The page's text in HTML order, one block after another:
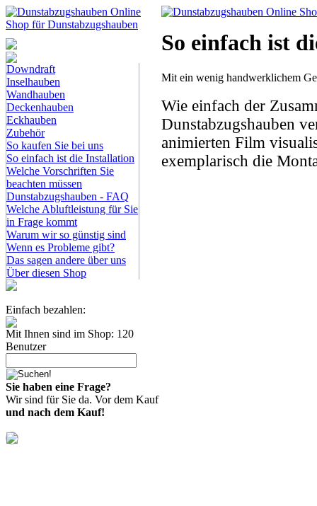
Downdraft
Inselhauben
Wandhauben
Deckenhauben
Eckhauben
Zubehör
So kaufen Sie bei uns
So einfach ist die Installation
Welche Vorschriften Sie
beachten müssen
Dunstabzugshauben - FAQ
Welche Abluftleistung für Sie
in Frage kommt
Warum wir so günstig sind
Wenn es Probleme gibt?
Das sagen andere über uns
Über diesen Shop
Einfach bezahlen:
Mit Ihnen sind im Shop: 120
Benutzer
Sie haben eine Frage?
Wir sind für Sie da. Vor dem Kauf
und nach dem Kauf!
So einfach ist
Mit ein wenig handwerklichem
Wie einfach der
Dunstabzugshauben
animierten Film
exemplarisch die